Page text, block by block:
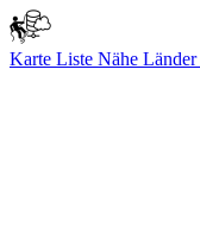
Karte Liste Nähe Länder